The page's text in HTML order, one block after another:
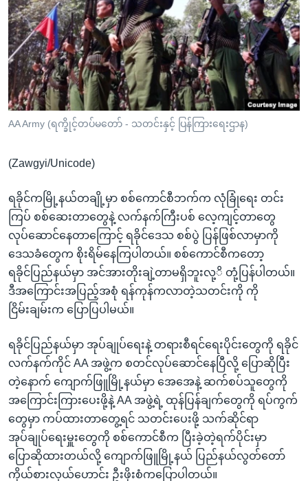
ပင်မ
ညွန်း
စာမျက်နှာ
သို့
ကျော်
ကြည့်
ရှာဖွေ
နေရာ
ကျော်
ရန်
ရုပ်ရှင်ထဲက အင်္ဂလိပ်စာ
သုတပဒေသာ အင်္ဂလိပ်စာ
တီဗွီ
ရေဒီယို/တီဗွီအစီအစဉ်
Learning English
ဗွီအိုအေ လူမှုကွန်ယက်များ
AA Army (ရက္ခိုင့်တပ်မတော် - သတင်းနှင့် ပြန်ကြားရေးဌာန)
(Zawgyi/Unicode)
ရခိုင်ကမြို့နယ်တချို့မှာ စစ်ကောင်စီဘက်က လုံခြုံရေး တင်း
ကြပ် စစ်ဆေးတာတွေနဲ့ လက်နက်ကြီးပစ် လေ့ကျင့်တာတွေ
လုပ်ဆောင်နေတာကြောင့် ရခိုင်ဒေသ စစ်ပွဲ ပြန်ဖြစ်လာမှာကို
ဒေသခံတွေက စိုးရိမ်နေကြပါတယ်။ စစ်ကောင်စီကတော့
ရခိုင်ပြည်နယ်မှာ အင်အားတိုးချဲ့တာမရှိဘူးလု့ိ တုံ့ပြန်ပါတယ်။
ဒီအကြောင်းအပြည့်အစုံ ရန်ကုန်ကလာတဲ့သတင်းကို ကို
ငြိမ်းချမ်းက ပြောပြပါမယ်။
ရခိုင်ပြည်နယ်မှာ အုပ်ချုပ်ရေးနဲ့ တရားစီရင်ရေးပိုင်းတွေကို ရခိုင်
လက်နက်ကိုင် AA အဖွဲ့က စတင်လုပ်ဆောင်နေပြီလို့ ပြောဆိုပြီး
တဲ့နောက် ကျောက်ဖြူမြို့နယ်မှာ အေအေနဲ့ ဆက်စပ်သူတွေကို
အကြောင်းကြားပေးဖို့နဲ့ AA အဖွဲ့ရဲ့ ထုန်ပြန်ချက်တွေကို ရပ်ကွက်
တွေမှာ ကပ်ထားတာတွေ့ရင် သတင်းပေးဖို့ သက်ဆိုင်ရာ
အုပ်ချုပ်ရေးမှူးတွေကို စစ်ကောင်စီက ပြီးခဲ့တဲ့ရက်ပိုင်းမှာ
ပြောဆိုထားတယ်လို့ ကျောက်ဖြူမြို့နယ် ပြည်နယ်လွတ်တော်
ကိုယ်စားလှယ်ဟောင်း ဦးဖိုးစံကပြောပါတယ်။